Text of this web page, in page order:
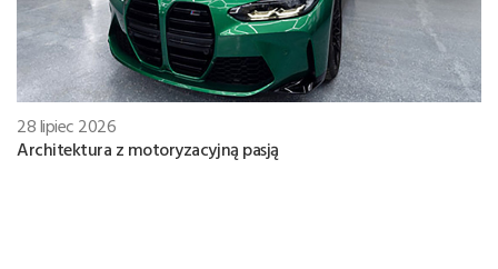
28 lipiec 2026
Architektura z motoryzacyjną pasją